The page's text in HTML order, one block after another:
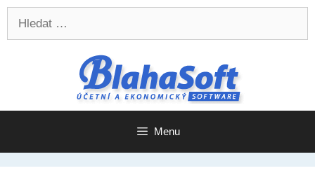
Přeskočit
obsah
Přeskočit
obsah
Menu